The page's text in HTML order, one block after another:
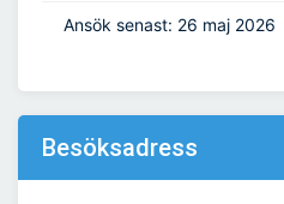
Ansök senast: 26 maj 2026
Besöksadress